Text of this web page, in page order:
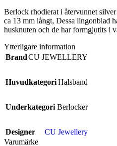
Berlock rhodierat i återvunnet
ca 13 mm långt, Dessa lingonblad
husknuten och de har formgjutits i
Ytterligare information
BrandCU JEWELLERY
HuvudkategoriHalsband
Underkategori Berlocker
Designer
CU Jewellery
Varumärke